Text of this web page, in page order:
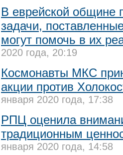
В еврейской общине
задачи,
могут помочь в их
2020 года, 20:19
Космонавты МКС
акции против
января 2020 года, 17:38
РПЦ оценила
традиционным
января 2020 года, 14:58